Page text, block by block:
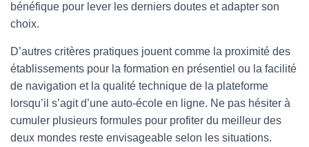
bénéfique pour lever les derniers doutes et adapter son
choix.
D’autres critères pratiques jouent comme la proximité des
établissements pour la formation en présentiel ou la facilité
de navigation et la qualité technique de la plateforme
lorsqu’il s’agit d’une auto-école en ligne. Ne pas hésiter à
cumuler plusieurs formules pour profiter du meilleur des
deux mondes reste envisageable selon les situations.